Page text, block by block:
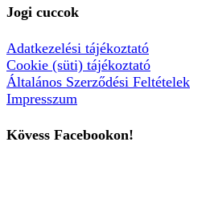
Jogi cuccok
Adatkezelési tájékoztató
Cookie (süti) tájékoztató
Általános Szerződési Feltételek
Impresszum
Kövess Facebookon!